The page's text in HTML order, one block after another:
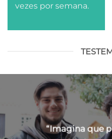
vezes por semana.
“Imagina que